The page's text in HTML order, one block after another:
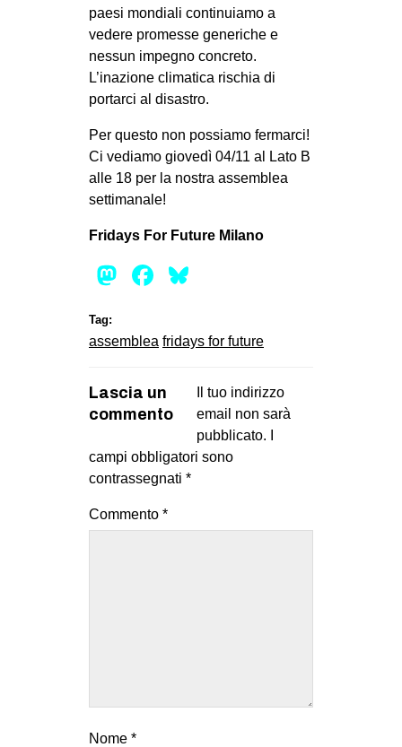
MOVIMENTI
AMBIENTE
ANTIFASCISMO
DIRITTO ALL’ABITARE
GENERI
MIGRAZIONI
PRECARIATO
CINEMA
MUSICA
RECENSIONI
INTERNAZIONALE
paesi mondiali continuiamo a
vedere promesse generiche e
nessun impegno concreto.
L’inazione climatica rischia di
portarci al disastro.
Per questo non possiamo fermarci!
Ci vediamo giovedì 04/11 al Lato B
alle 18 per la nostra assemblea
settimanale!
Fridays For Future Milano
Mastodon
Facebook
Tag:
assemblea fridays for future
Lascia un
commento
Il tuo indirizzo
email non sarà
pubblicato.
campi obbligatori sono
contrassegnati *
Commento *
Nome *